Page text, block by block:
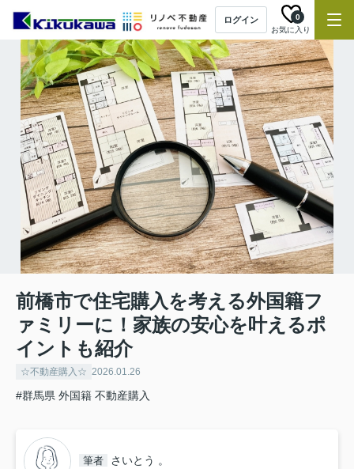
ログイン
お気に入り
0
前橋市で住宅購入を考える外国籍フ
ァミリーに！家族の安心を叶えるポ
イントも紹介
☆不動産購入☆ 2026.01.26
#群馬県 外国籍 不動産購入
筆者 さいとう 。